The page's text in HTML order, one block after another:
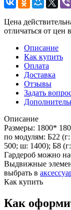
Цена
отличаться от цен
Описание
Как купить
Оплата
Доставка
Отзывы
Задать
Описание
Размеры: 1800*
по модулям: Б22
500; ш: 1400); Б8
Гардероб можно
Выдвижные
выбрать в
Как купить
Как